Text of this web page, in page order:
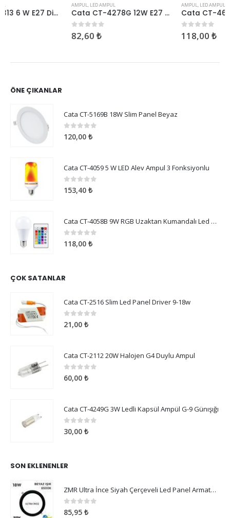
Cata CT-4278G 12W E27 3200K Günışığı Dimlenebilir Led Ampul Cata CT-4631 15W Ar-111 Led Ampul Günışığı
ÖNE ÇIKANLAR
Cata CT-5169B 18W Slim Panel Beyaz
05 üzerinden
120,00 ₺
Cata CT-4059 5 W LED Alev Ampul 3 Fonksiyonlu
05 üzerinden
153,40 ₺
Cata CT-4058B 9W RGB Uzaktan Kumandalı Led Ampul Beyaz Işık
0 5 üzerinden
118,00 ₺
ÇOK SATANLAR
Cata CT-2516 Slim Led Panel Driver 9-18w
05 üzerinden
21,00 ₺
Cata CT-2112 20W Halojen G4 Duylu Ampul
05 üzerinden
60,00 ₺
Cata CT-4249G 3W Ledli Kapsül Ampül G-9 Günışığı
05 üzerinden
30,00 ₺
SON EKLENENLER
ZMR Ultra İnce Siyah Çerçeveli Led Panel Armatür 18W Beyaz Işık
05 üzerinden
85,95 ₺